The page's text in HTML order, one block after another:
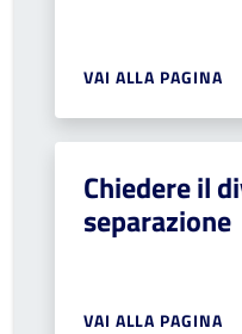
VAI ALLA PAGINA
Chiedere il
separazione
VAI ALLA PAGINA